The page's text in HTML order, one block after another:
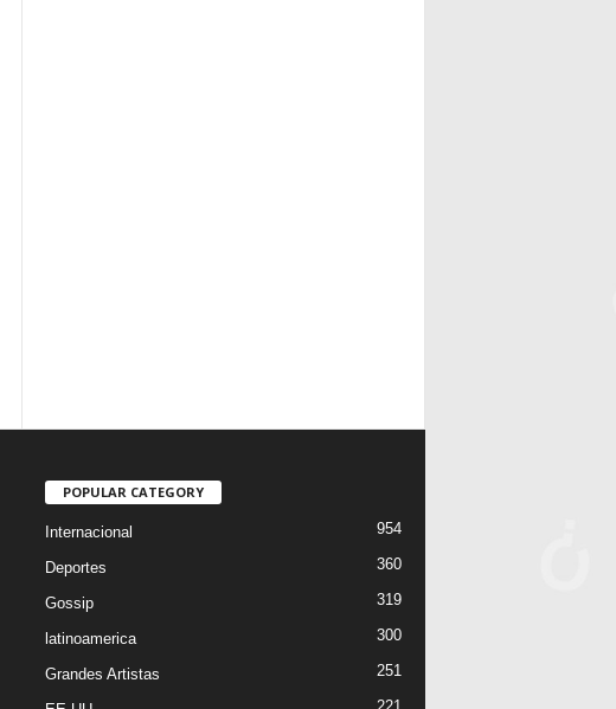
POPULAR CATEGORY
Internacional 954
Deportes 360
Gossip 319
latinoamerica 300
Grandes Artistas 251